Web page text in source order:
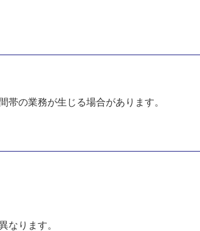
の業務が生じる場合があります。
ります。